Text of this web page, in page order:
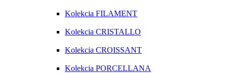
Kolekcia FILAMENT
Kolekcia CRISTALLO
Kolekcia CROISSANT
Kolekcia PORCELLANA